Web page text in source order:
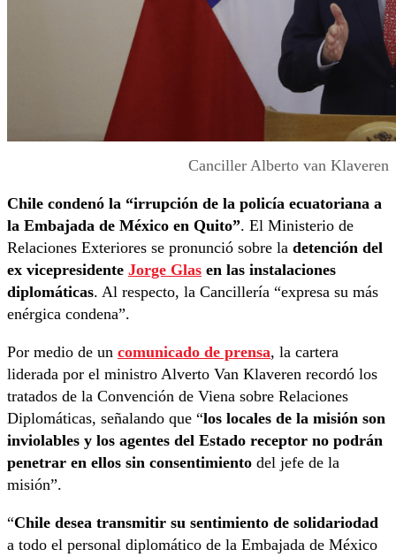
Canciller Alberto van Klaveren
Chile condenó la “irrupción de la policía ecuatoriana a
la Embajada de México en Quito”. El Ministerio de
Relaciones Exteriores se pronunció sobre la detención del
ex vicepresidente Jorge Glas en las instalaciones
diplomáticas. Al respecto, la Cancillería “expresa su más
enérgica condena”.
Por medio de un comunicado de prensa, la cartera
liderada por el ministro Alverto Van Klaveren recordó los
tratados de la Convención de Viena sobre Relaciones
Diplomáticas, señalando que “los locales de la misión son
inviolables y los agentes del Estado receptor no podrán
penetrar en ellos sin consentimiento del jefe de la
misión”.
“Chile desea transmitir su sentimiento de solidariodad
a todo el personal diplomático de la Embajada de México